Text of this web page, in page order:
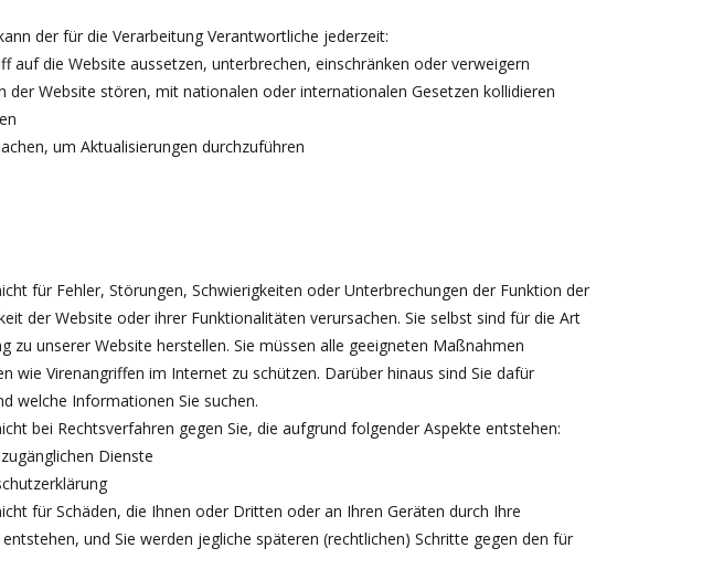
der für die Verarbeitung Verantwortliche jederzeit:
die Website aussetzen, unterbrechen, einschränken oder verweigern
Website stören, mit nationalen oder internationalen Gesetzen kollidieren
um Aktualisierungen durchzuführen
für Fehler, Störungen, Schwierigkeiten oder Unterbrechungen der Funktion der
der Website oder ihrer Funktionalitäten verursachen. Sie selbst sind für die Art
zu unserer Website herstellen. Sie müssen alle geeigneten Maßnahmen
wie Virenangriffen im Internet zu schützen. Darüber hinaus sind Sie dafür
welche Informationen Sie suchen.
bei Rechtsverfahren gegen Sie, die aufgrund folgender Aspekte entstehen:
Dienste
für Schäden, die Ihnen oder Dritten oder an Ihren Geräten durch Ihre
und Sie werden jegliche späteren (rechtlichen) Schritte gegen den für